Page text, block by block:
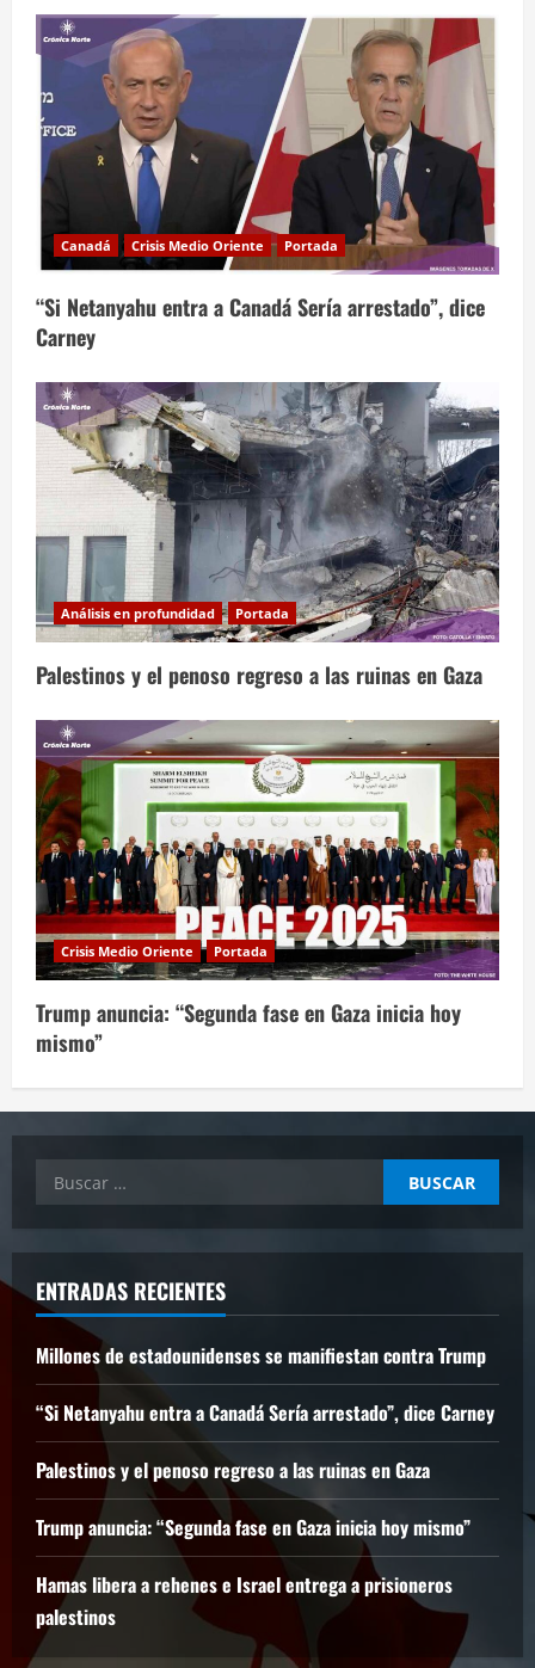
Canadá Crisis Medio Oriente Portada
“Si Netanyahu entra a Canadá Sería arrestado”, dice
Carney
Análisis en profundidad Portada
Palestinos y el penoso regreso a las ruinas en Gaza
Crisis Medio Oriente Portada
Trump anuncia: “Segunda fase en Gaza inicia hoy
mismo”
Buscar:
ENTRADAS RECIENTES
Millones de estadounidenses se manifiestan contra Trump
“Si Netanyahu entra a Canadá Sería arrestado”, dice Carney
Palestinos y el penoso regreso a las ruinas en Gaza
Trump anuncia: “Segunda fase en Gaza inicia hoy mismo”
Hamas libera a rehenes e Israel entrega a prisioneros
palestinos